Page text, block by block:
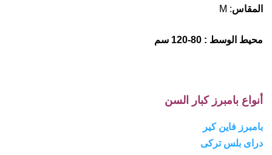
المقاس: M
محيط الوسط : 80-120 سم
أنواع بامبرز كبار السن
بامبرز فاين كير
دراى بلس تركى